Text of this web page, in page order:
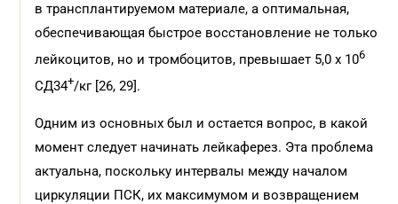
в трансплантируемом материале, а оптимальная,
обеспечивающая быстрое восстановление не только
лейкоцитов, но и тромбоцитов, превышает 5,0 х 106
СД34+/кг [26, 29].
Одним из основных был и остается вопрос, в какой
момент следует начинать лейкаферез. Эта проблема
актуальна, поскольку интервалы между началом
циркуляции ПСК, их максимумом и возвращением